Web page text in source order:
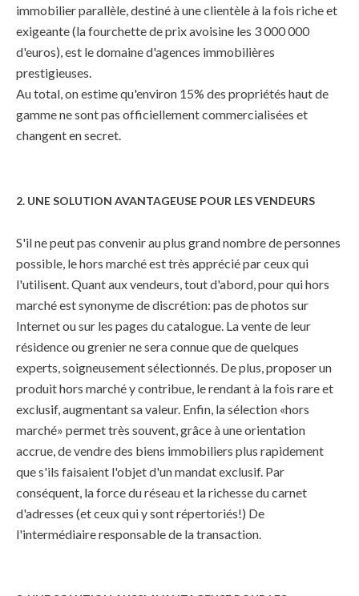
immobilier parallèle, destiné à une clientèle à la fois riche et
exigeante (la fourchette de prix avoisine les 3 000 000
d'euros), est le domaine d'agences immobilières
prestigieuses.
Au total, on estime qu'environ 15% des propriétés haut de
gamme ne sont pas officiellement commercialisées et
changent en secret.
2. UNE SOLUTION AVANTAGEUSE POUR LES VENDEURS
S'il ne peut pas convenir au plus grand nombre de personnes
possible, le hors marché est très apprécié par ceux qui
l'utilisent. Quant aux vendeurs, tout d'abord, pour qui hors
marché est synonyme de discrétion: pas de photos sur
Internet ou sur les pages du catalogue. La vente de leur
résidence ou grenier ne sera connue que de quelques
experts, soigneusement sélectionnés. De plus, proposer un
produit hors marché y contribue, le rendant à la fois rare et
exclusif, augmentant sa valeur. Enfin, la sélection «hors
marché» permet très souvent, grâce à une orientation
accrue, de vendre des biens immobiliers plus rapidement
que s'ils faisaient l'objet d'un mandat exclusif. Par
conséquent, la force du réseau et la richesse du carnet
d'adresses (et ceux qui y sont répertoriés!) De
l'intermédiaire responsable de la transaction.